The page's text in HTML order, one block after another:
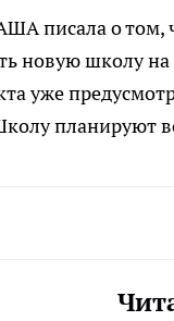
писала о том,
новую школу на
уже
планируют